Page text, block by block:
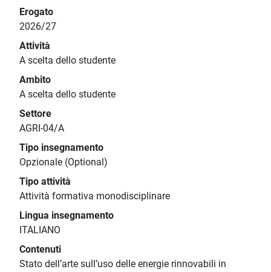
Erogato
2026/27
Attività
A scelta dello studente
Ambito
A scelta dello studente
Settore
AGRI-04/A
Tipo insegnamento
Opzionale (Optional)
Tipo attività
Attività formativa monodisciplinare
Lingua insegnamento
ITALIANO
Contenuti
Stato dell’arte sull’uso delle energie rinnovabili in